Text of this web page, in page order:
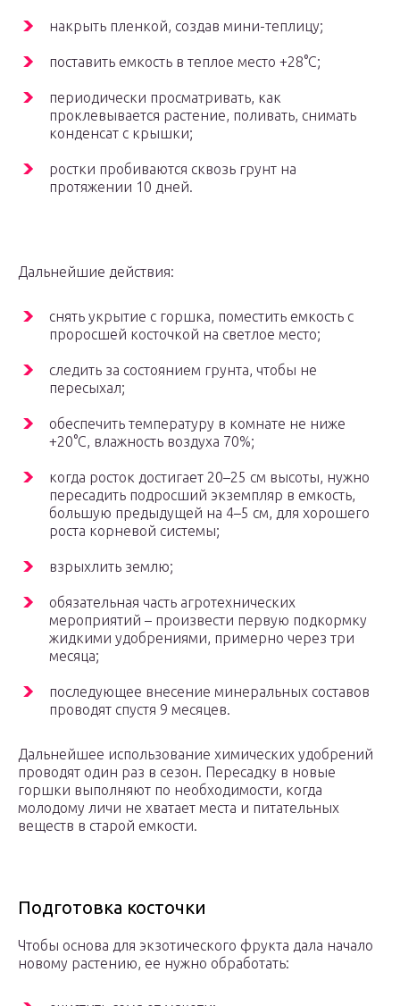
накрыть пленкой, создав мини-теплицу;
поставить емкость в теплое место +28°С;
периодически просматривать, как
проклевывается растение, поливать, снимать
конденсат с крышки;
ростки пробиваются сквозь грунт на
протяжении 10 дней.
Дальнейшие действия:
снять укрытие с горшка, поместить емкость с
проросшей косточкой на светлое место;
следить за состоянием грунта, чтобы не
пересыхал;
обеспечить температуру в комнате не ниже
+20°С, влажность воздуха 70%;
когда росток достигает 20–25 см высоты, нужно
пересадить подросший экземпляр в емкость,
большую предыдущей на 4–5 см, для хорошего
роста корневой системы;
взрыхлить землю;
обязательная часть агротехнических
мероприятий – произвести первую подкормку
жидкими удобрениями, примерно через три
месяца;
последующее внесение минеральных составов
проводят спустя 9 месяцев.
Дальнейшее использование химических удобрений
проводят один раз в сезон. Пересадку в новые
горшки выполняют по необходимости, когда
молодому личи не хватает места и питательных
веществ в старой емкости.
Подготовка косточки
Чтобы основа для экзотического фрукта дала начало
новому растению, ее нужно обработать: